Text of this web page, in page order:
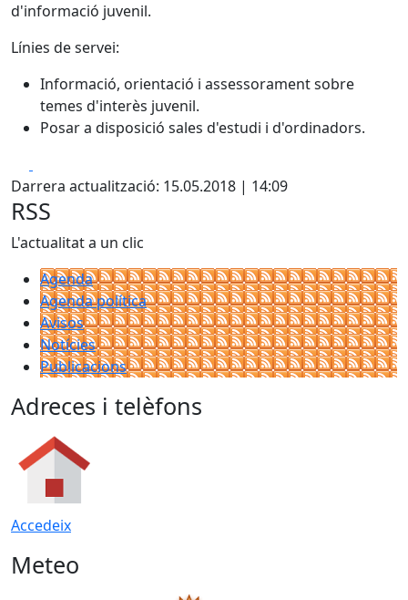
d'informació juvenil.
Línies de servei:
Informació, orientació i assessorament sobre
temes d'interès juvenil.
Posar a disposició sales d'estudi i d'ordinadors.
Darrera actualització: 15.05.2018 | 14:09
RSS
L'actualitat a un clic
Agenda
Agenda política
Avisos
Notícies
Publicacions
Adreces i telèfons
Accedeix
Meteo